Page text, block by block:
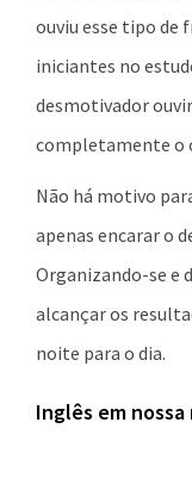
ouviu esse tipo de
iniciantes no
desmotivador
completamente o
Não há motivo
apenas encarar o
Organizando-se e
alcançar os
noite para o dia.
Inglês em